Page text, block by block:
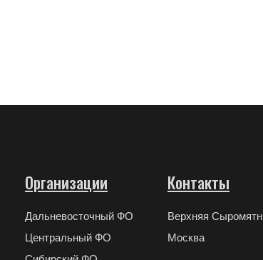
Организации
Дальневосточный ФО
Центральный ФО
Контакты
Верхняя
Москва